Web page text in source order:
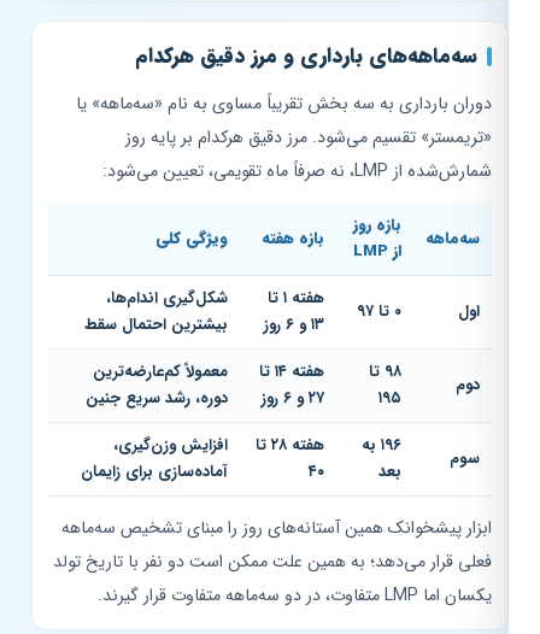
سه‌ماهه‌های بارداری و مرز دقیق هرکدام
دوران بارداری به سه بخش تقریباً مساوی به نام «سه‌ماهه» یا
«تریمستر» تقسیم می‌شود. مرز دقیق هرکدام بر پایه روز
شمارش‌شده از LMP، نه صرفاً ماه تقویمی، تعیین می‌شود:
سه‌ماهه
بازه روز
از LMP
بازه هفته ویژگی کلی
هفته ۱ تا
شکل‌گیری اندام‌ها،
بیشترین احتمال سقط
۹۸ تا
هفته ۱۴ تا
معمولاً کم‌عارضه‌ترین
دوره، رشد سریع جنین
۱۹۶ به
هفته ۲۸ تا
افزایش وزن‌گیری،
آماده‌سازی برای زایمان
ابزار پیشخوانک همین آستانه‌های روز را مبنای تشخیص سه‌ماهه
فعلی قرار می‌دهد؛ به همین علت ممکن است دو نفر با تاریخ تولد
یکسان اما LMP متفاوت، در دو سه‌ماهه متفاوت قرار گیرند.